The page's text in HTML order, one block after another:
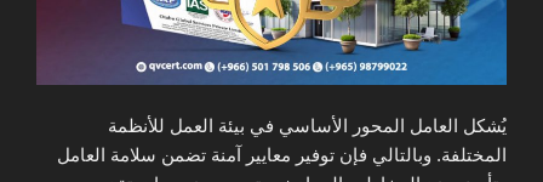
يُشكل العامل المحور الأساسي في بيئة العمل للأنظمة
المختلفة. وبالتالي فإن توفير معايير آمنة تضمن سلامة العامل